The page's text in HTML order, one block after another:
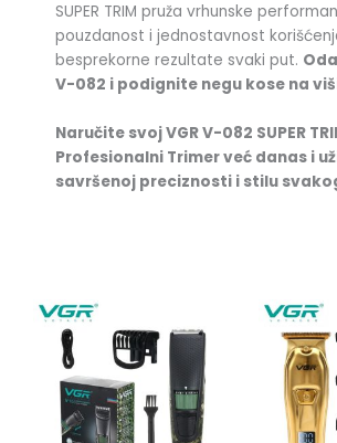
SUPER TRIM pruža vrhunske
pouzdanost i jednostavnost
besprekorne rezultate svaki put.
V-082 i podignite negu kose na
Naručite svoj VGR V-082 SUPER
Profesionalni Trimer već danas i
savršenoj preciznosti i stilu